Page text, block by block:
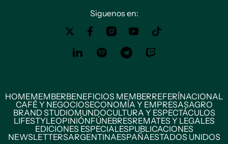
Siguenos en:
HOMEMEMBERBENEFICIOS MEMBERREFERÍNACIONAL
CAFÉ Y NEGOCIOSECONOMÍA Y EMPRESASAGRO
BRAND STUDIOMUNDOCULTURA Y ESPECTÁCULOS
LIFESTYLEOPINIÓNFÚNEBRESREMATES Y LEGALES
EDICIONES ESPECIALESPUBLICACIONES
NEWSLETTERSARGENTINAESPAÑAESTADOS UNIDOS